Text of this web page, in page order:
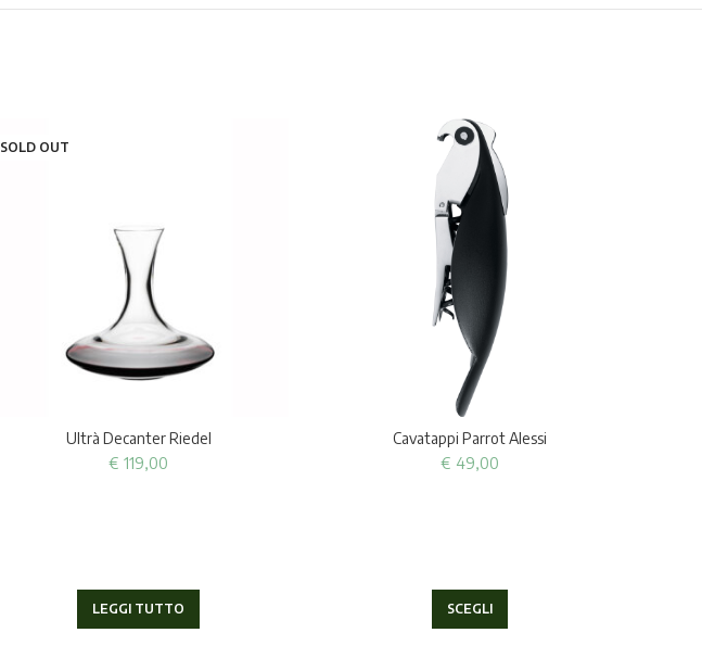
SOLD OUT
Ultrà Decanter Riedel
€ 119,00
LEGGI TUTTO
Cavatappi Parrot Alessi
€ 49,00
SCEGLI